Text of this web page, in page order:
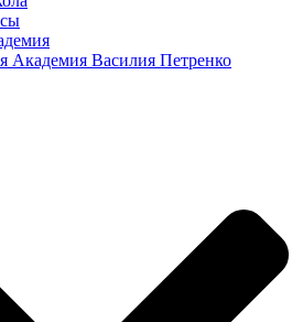
Академия Василия Петренко